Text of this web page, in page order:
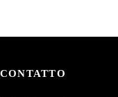
CONTATTO